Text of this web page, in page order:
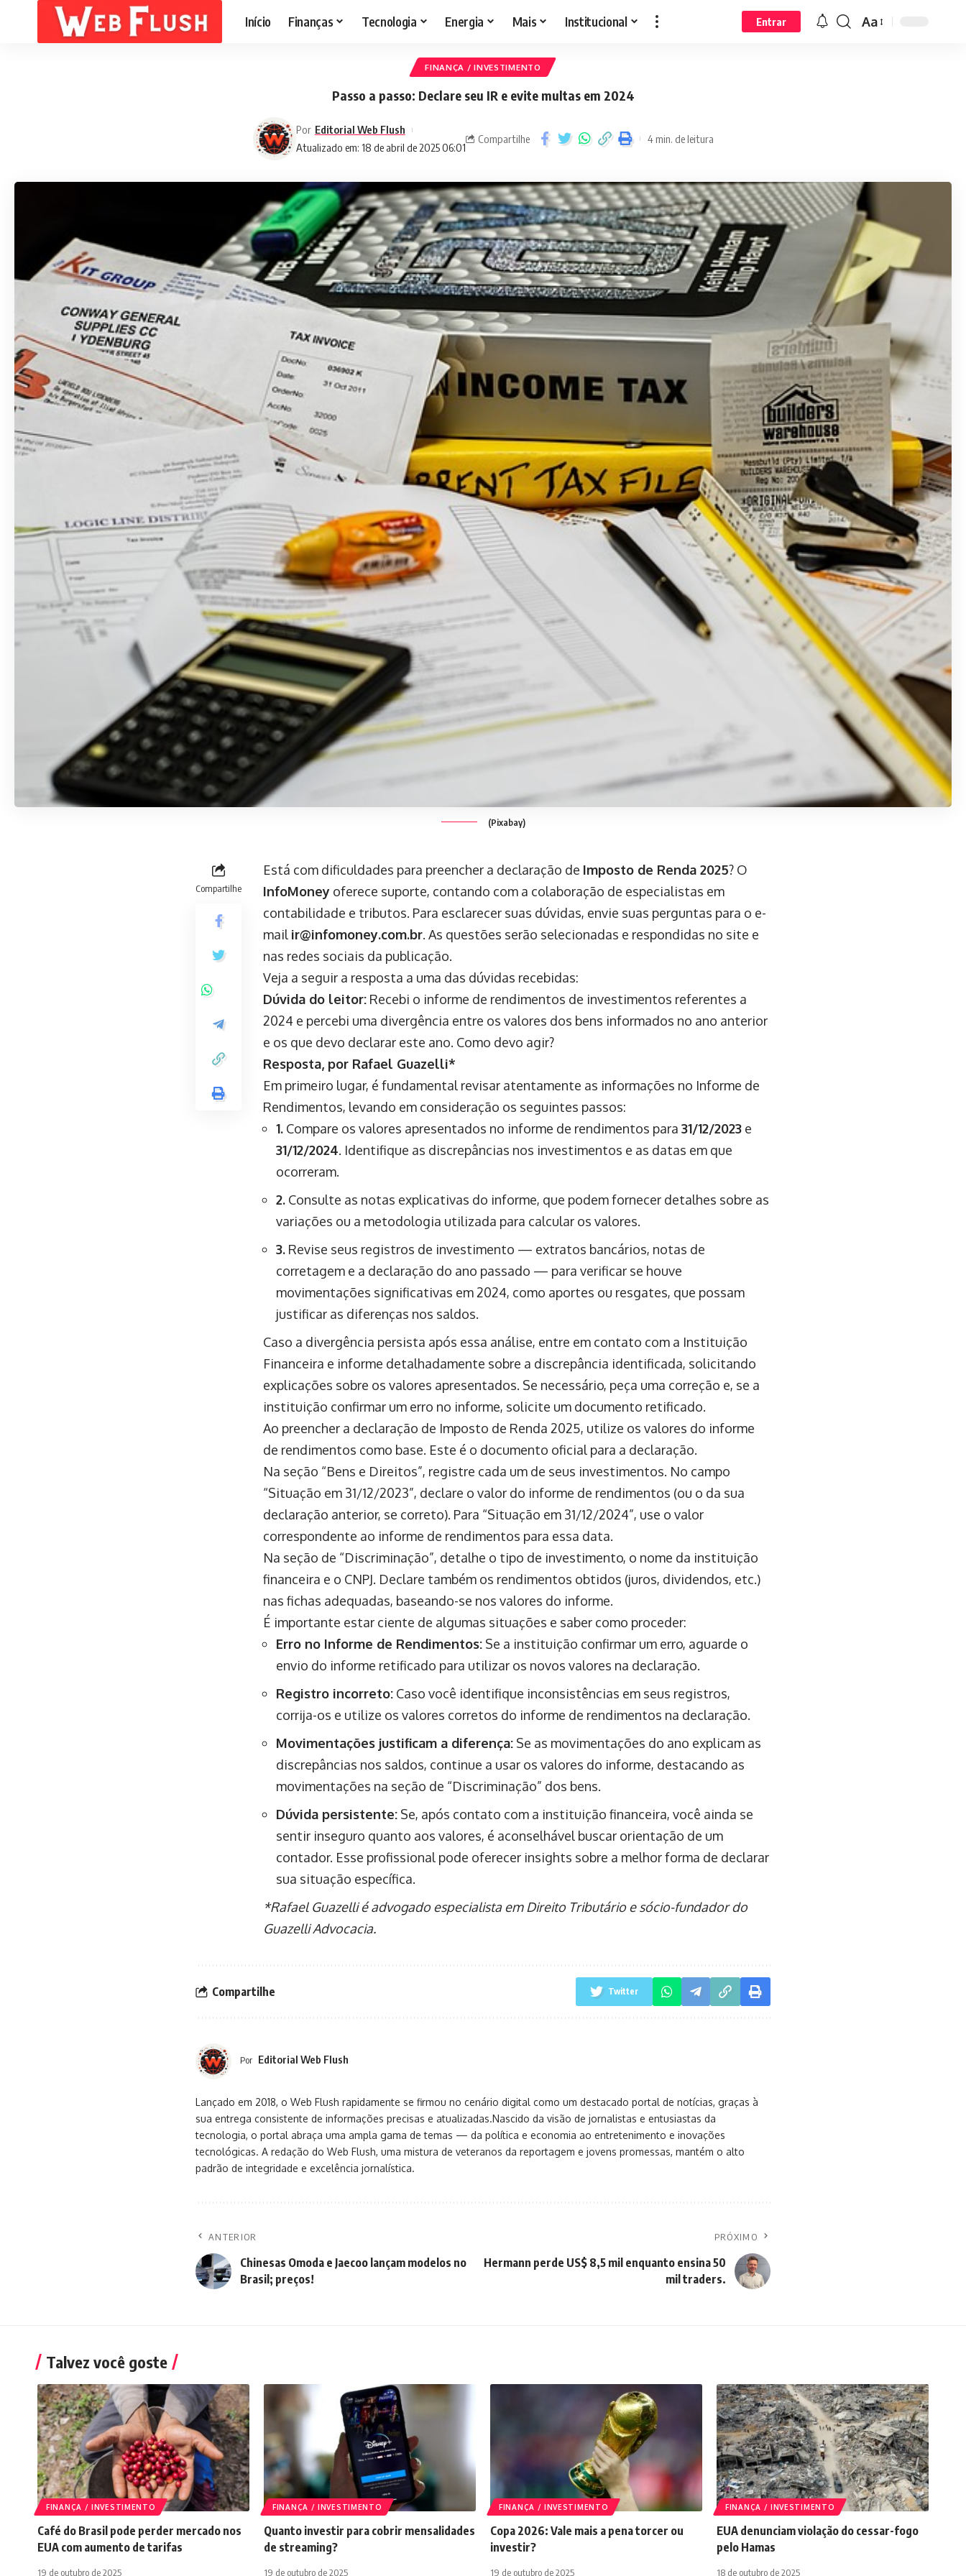
Início Finanças Tecnologia Energia Mais Institucional Entrar Aa
FINANÇA / INVESTIMENTO
Passo a passo: Declare seu IR e evite multas em 2024
Atualizado em: 18 de abril de 2025 06:01
Por Editorial Web Flush
Compartilhe 4 min. de leitura
(Pixabay)
Compartilhe
Está com dificuldades para preencher a declaração de Imposto de Renda 2025? O
InfoMoney oferece suporte, contando com a colaboração de especialistas em
contabilidade e tributos. Para esclarecer suas dúvidas, envie suas perguntas para o e-
mail ir@infomoney.com.br. As questões serão selecionadas e respondidas no site e
nas redes sociais da publicação.
Veja a seguir a resposta a uma das dúvidas recebidas:
Dúvida do leitor: Recebi o informe de rendimentos de investimentos referentes a
2024 e percebi uma divergência entre os valores dos bens informados no ano anterior
e os que devo declarar este ano. Como devo agir?
Resposta, por Rafael Guazelli*
Em primeiro lugar, é fundamental revisar atentamente as informações no Informe de
Rendimentos, levando em consideração os seguintes passos:
1. Compare os valores apresentados no informe de rendimentos para 31/12/2023 e
31/12/2024. Identifique as discrepâncias nos investimentos e as datas em que
ocorreram.
2. Consulte as notas explicativas do informe, que podem fornecer detalhes sobre as
variações ou a metodologia utilizada para calcular os valores.
3. Revise seus registros de investimento — extratos bancários, notas de
corretagem e a declaração do ano passado — para verificar se houve
movimentações significativas em 2024, como aportes ou resgates, que possam
justificar as diferenças nos saldos.
Caso a divergência persista após essa análise, entre em contato com a Instituição
Financeira e informe detalhadamente sobre a discrepância identificada, solicitando
explicações sobre os valores apresentados. Se necessário, peça uma correção e, se a
instituição confirmar um erro no informe, solicite um documento retificado.
Ao preencher a declaração de Imposto de Renda 2025, utilize os valores do informe
de rendimentos como base. Este é o documento oficial para a declaração.
Na seção “Bens e Direitos”, registre cada um de seus investimentos. No campo
“Situação em 31/12/2023”, declare o valor do informe de rendimentos (ou o da sua
declaração anterior, se correto). Para “Situação em 31/12/2024”, use o valor
correspondente ao informe de rendimentos para essa data.
Na seção de “Discriminação”, detalhe o tipo de investimento, o nome da instituição
financeira e o CNPJ. Declare também os rendimentos obtidos (juros, dividendos, etc.)
nas fichas adequadas, baseando-se nos valores do informe.
É importante estar ciente de algumas situações e saber como proceder:
Erro no Informe de Rendimentos: Se a instituição confirmar um erro, aguarde o
envio do informe retificado para utilizar os novos valores na declaração.
Registro incorreto: Caso você identifique inconsistências em seus registros,
corrija-os e utilize os valores corretos do informe de rendimentos na declaração.
Movimentações justificam a diferença: Se as movimentações do ano explicam as
discrepâncias nos saldos, continue a usar os valores do informe, destacando as
movimentações na seção de “Discriminação” dos bens.
Dúvida persistente: Se, após contato com a instituição financeira, você ainda se
sentir inseguro quanto aos valores, é aconselhável buscar orientação de um
contador. Esse profissional pode oferecer insights sobre a melhor forma de declarar
sua situação específica.
*Rafael Guazelli é advogado especialista em Direito Tributário e sócio-fundador do
Guazelli Advocacia.
Compartilhe Twitter
Por Editorial Web Flush
Lançado em 2018, o Web Flush rapidamente se firmou no cenário digital como um destacado portal de notícias, graças à
sua entrega consistente de informações precisas e atualizadas.Nascido da visão de jornalistas e entusiastas da
tecnologia, o portal abraça uma ampla gama de temas — da política e economia ao entretenimento e inovações
tecnológicas. A redação do Web Flush, uma mistura de veteranos da reportagem e jovens promessas, mantém o alto
padrão de integridade e excelência jornalística.
ANTERIOR
Chinesas Omoda e Jaecoo lançam modelos no
Brasil; preços!
PRÓXIMO
Hermann perde US$ 8,5 mil enquanto ensina 50
mil traders.
Talvez você goste
FINANÇA / INVESTIMENTO
Café do Brasil pode perder mercado nos
EUA com aumento de tarifas
19 de outubro de 2025
FINANÇA / INVESTIMENTO
Quanto investir para cobrir mensalidades
de streaming?
19 de outubro de 2025
FINANÇA / INVESTIMENTO
Copa 2026: Vale mais a pena torcer ou
investir?
19 de outubro de 2025
FINANÇA / INVESTIMENTO
EUA denunciam violação do cessar-fogo
pelo Hamas
18 de outubro de 2025